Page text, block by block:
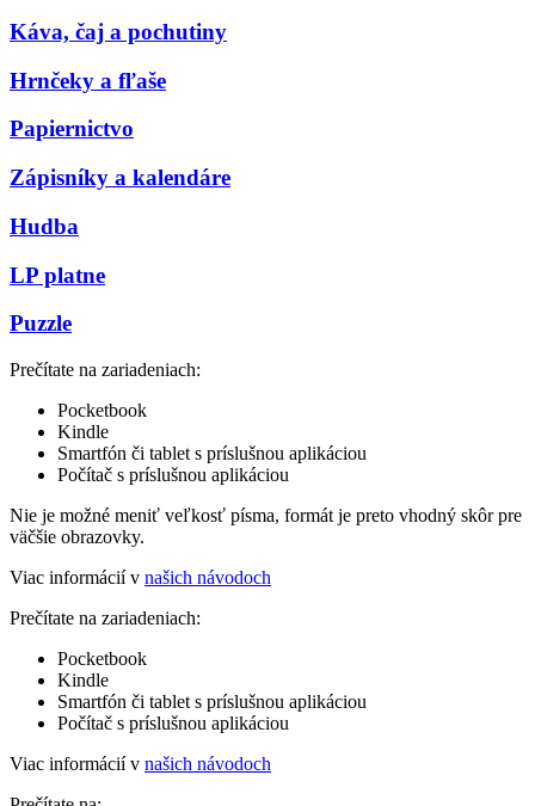
Káva, čaj a pochutiny
Hrnčeky a fľaše
Papiernictvo
Zápisníky a kalendáre
Hudba
LP platne
Puzzle
Prečítate na zariadeniach:
Pocketbook
Kindle
Smartfón či tablet s príslušnou aplikáciou
Počítač s príslušnou aplikáciou
Nie je možné meniť veľkosť písma, formát je preto vhodný skôr pre
väčšie obrazovky.
Viac informácií v našich návodoch
Prečítate na zariadeniach:
Pocketbook
Kindle
Smartfón či tablet s príslušnou aplikáciou
Počítač s príslušnou aplikáciou
Viac informácií v našich návodoch